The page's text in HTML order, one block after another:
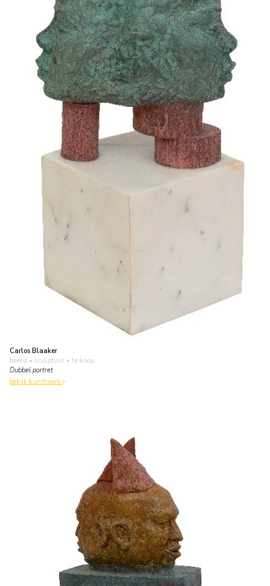
Carlos Blaaker
beeld • sculptuur • te koop
Dubbel portret
bekijk kunstwerk